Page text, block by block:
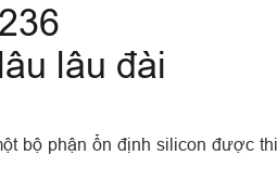
lâu đài
bộ phận ổn định silicon được